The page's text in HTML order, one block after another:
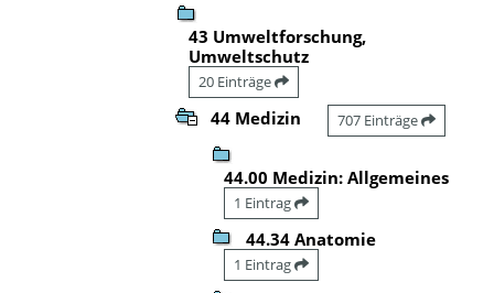
43 Umweltforschung,
Umweltschutz
20 Einträge
44 Medizin 707 Einträge
44.00 Medizin: Allgemeines
1 Eintrag
44.34 Anatomie
1 Eintrag